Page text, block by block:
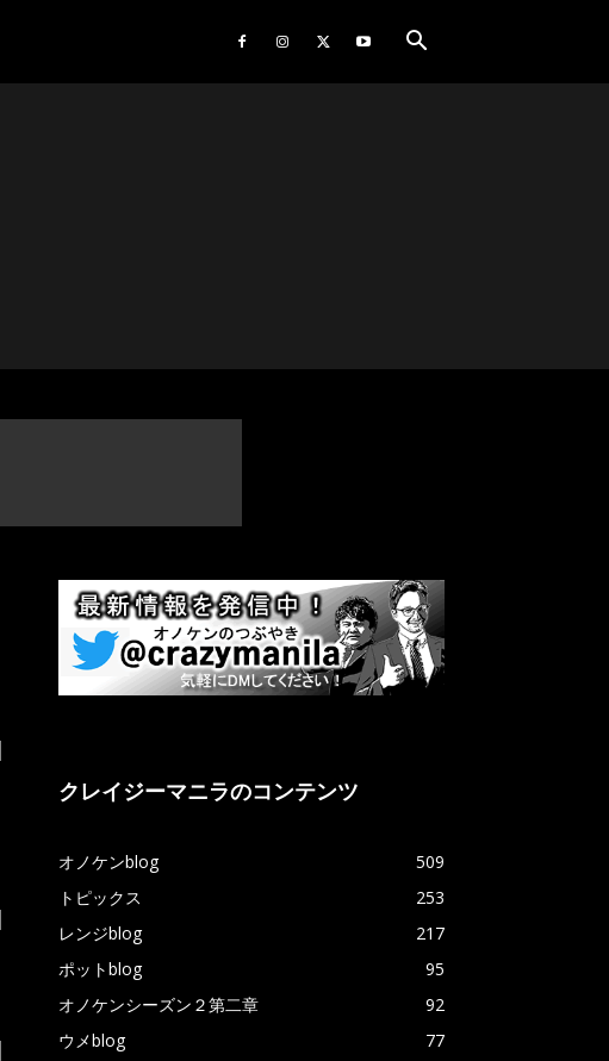
クレイジーマニラのコンテンツ
オノケンblog
509
トピックス
253
レンジblog
217
ポットblog
95
オノケンシーズン２第二章
92
ウメblog
77